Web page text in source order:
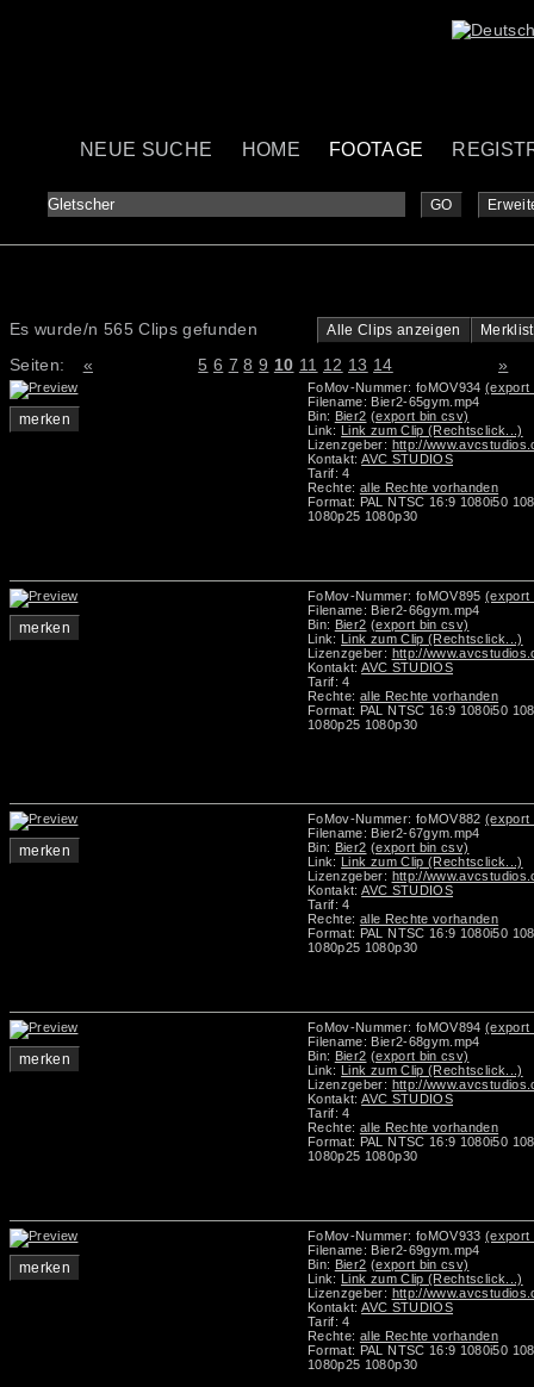
NEUE SUCHE HOME FOOTAGE
GO
Es wurde/n 565 Clips gefunden Alle Clips anzeigen
Seiten: « 5 6 7 8 9 10 11 12 13 14 »
merken
FoMov-Nummer: foMOV934(export
Filename: Bier2-65gym.mp4
Bin: Bier2 (export bin csv)
Link: Link zum Clip (Rechtsclick...)
Lizenzgeber: http://
Kontakt:AVC STUDIOS
Tarif: 4
Rechte: alle Rechte vorhanden
Format: PAL NTSC 16:9 1080i50
1080p25 1080p30
merken
FoMov-Nummer: foMOV895(export
Filename: Bier2-66gym.mp4
Bin: Bier2 (export bin csv)
Link: Link zum Clip (Rechtsclick...)
Lizenzgeber: http://
Kontakt:AVC STUDIOS
Tarif: 4
Rechte: alle Rechte vorhanden
Format: PAL NTSC 16:9 1080i50
1080p25 1080p30
merken
FoMov-Nummer: foMOV882(export
Filename: Bier2-67gym.mp4
Bin: Bier2 (export bin csv)
Link: Link zum Clip (Rechtsclick...)
Lizenzgeber: http://
Kontakt:AVC STUDIOS
Tarif: 4
Rechte: alle Rechte vorhanden
Format: PAL NTSC 16:9 1080i50
1080p25 1080p30
merken
FoMov-Nummer: foMOV894(export
Filename: Bier2-68gym.mp4
Bin: Bier2 (export bin csv)
Link: Link zum Clip (Rechtsclick...)
Lizenzgeber: http://
Kontakt:AVC STUDIOS
Tarif: 4
Rechte: alle Rechte vorhanden
Format: PAL NTSC 16:9 1080i50
1080p25 1080p30
merken
FoMov-Nummer: foMOV933(export
Filename: Bier2-69gym.mp4
Bin: Bier2 (export bin csv)
Link: Link zum Clip (Rechtsclick...)
Lizenzgeber: http://
Kontakt:AVC STUDIOS
Tarif: 4
Rechte: alle Rechte vorhanden
Format: PAL NTSC 16:9 1080i50
1080p25 1080p30